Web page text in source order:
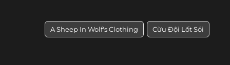
A Sheep In Wolf's Clothing Cừu Đội Lốt Sói